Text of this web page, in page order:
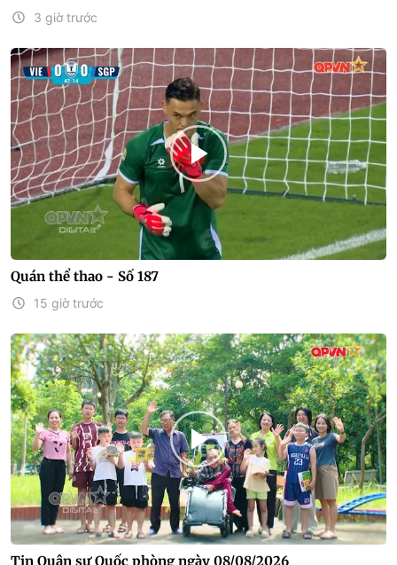
3 giờ trước
Quán thể thao - Số 187
15 giờ trước
Tin Quân sự Quốc phòng ngày 08/08/2026